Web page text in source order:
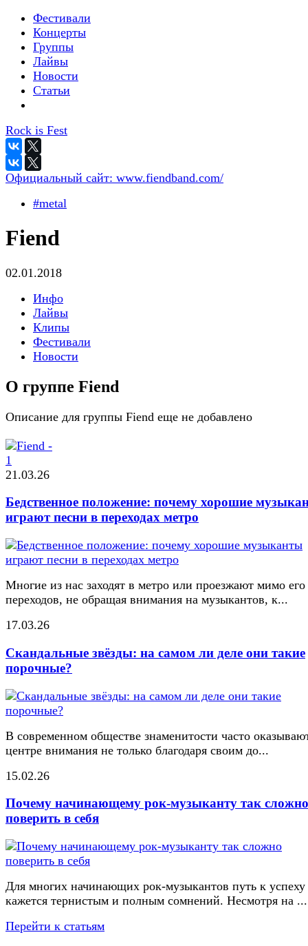
Фестивали
Концерты
Группы
Лайвы
Новости
Статьи
Rock is Fest
Официальный сайт: www.fiendband.com/
#metal
Fiend
02.01.2018
Инфо
Лайвы
Клипы
Фестивали
Новости
О группе Fiend
Описание для группы Fiend еще не добавлено
21.03.26
Бедственное положение: почему хорошие
играют песни в переходах метро
Многие из нас заходят в метро или проезжают мимо его
переходов, не обращая внимания на музыкантов, к...
17.03.26
Скандальные звёзды: на самом ли деле они такие
порочные?
В современном обществе знаменитости часто
центре внимания не только благодаря своим до...
15.02.26
Почему начинающему рок-музыканту так сложно
поверить в себя
Для многих начинающих рок-музыкантов путь к успеху
кажется тернистым и полным сомнений. Несмотря на ...
Перейти к статьям